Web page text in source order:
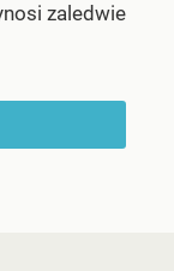
zaledwie